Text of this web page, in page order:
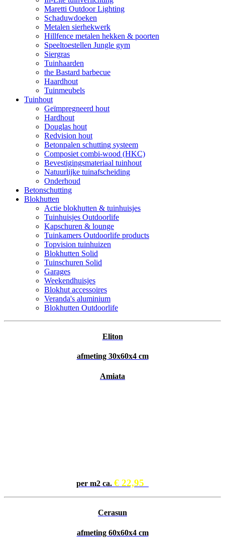
Maretti Outdoor Lighting
Schaduwdoeken
Metalen sierhekwerk
Hillfence metalen hekken & poorten
Speeltoestellen Jungle gym
Siergras
Tuinhaarden
the Bastard barbecue
Haardhout
Tuinmeubels
Tuinhout
Geïmpregneerd hout
Hardhout
Douglas hout
Redvision hout
Betonpalen schutting systeem
Composiet combi-wood (HKC)
Bevestigingsmateriaal tuinhout
Natuurlijke tuinafscheiding
Onderhoud
Betonschutting
Blokhutten
Actie blokhutten & tuinhuisjes
Tuinhuisjes Outdoorlife
Kapschuren & lounge
Tuinkamers Outdoorlife products
Topvision tuinhuizen
Blokhutten Solid
Tuinschuren Solid
Garages
Weekendhuisjes
Blokhut accessoires
Veranda's aluminium
Blokhutten Outdoorlife
Eliton
afmeting 30x60x4 cm
Amiata
per m2 ca. € 22,95
Cerasun
afmeting 60x60x4 cm